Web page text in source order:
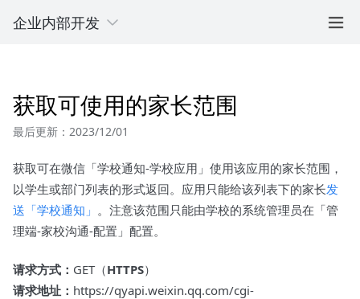
企业内部开发
获取可使用的家长范围
最后更新：2023/12/01
获取可在微信「学校通知-学校应用」使用该应用的家长范围，
以学生或部门列表的形式返回。应用只能给该列表下的家长发
送「学校通知」 。注意该范围只能由学校的系统管理员在「管
理端-家校沟通-配置」配置。
请求方式： GET（HTTPS）
请求地址： https://qyapi.weixin.qq.com/cgi-